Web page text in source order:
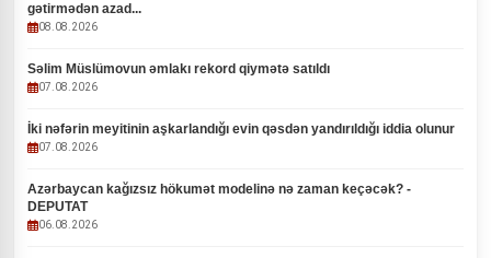
gətirmədən azad...
08.08.2026
Səlim Müslümovun əmlakı rekord qiymətə satıldı
07.08.2026
İki nəfərin meyitinin aşkarlandığı evin qəsdən yandırıldığı iddia olunur
07.08.2026
Azərbaycan kağızsız hökumət modelinə nə zaman keçəcək? -
DEPUTAT
06.08.2026